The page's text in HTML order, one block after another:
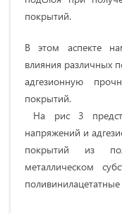
покрытий.
В этом аспекте
влияния различных
адгезионную
покрытий.
На рис 3
напряжений и
покрытий из
металлическом